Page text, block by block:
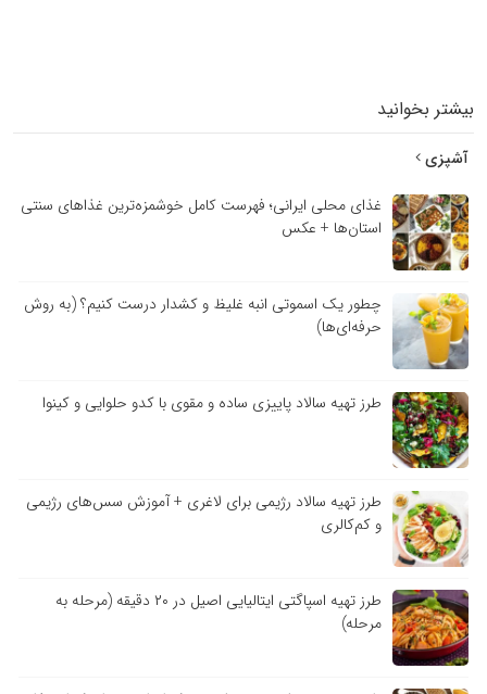
بیشتر بخوانید
آشپزی
غذای محلی ایرانی؛ فهرست کامل خوشمزه‌ترین غذاهای سنتی
استان‌ها + عکس
چطور یک اسموتی انبه غلیظ و کشدار درست کنیم؟ (به روش
حرفه‌ای‌ها)
طرز تهیه سالاد پاییزی ساده و مقوی با کدو حلوایی و کینوا
طرز تهیه سالاد رژیمی برای لاغری + آموزش سس‌های رژیمی
و کم‌کالری
طرز تهیه اسپاگتی ایتالیایی اصیل در ۲۰ دقیقه (مرحله به
مرحله)